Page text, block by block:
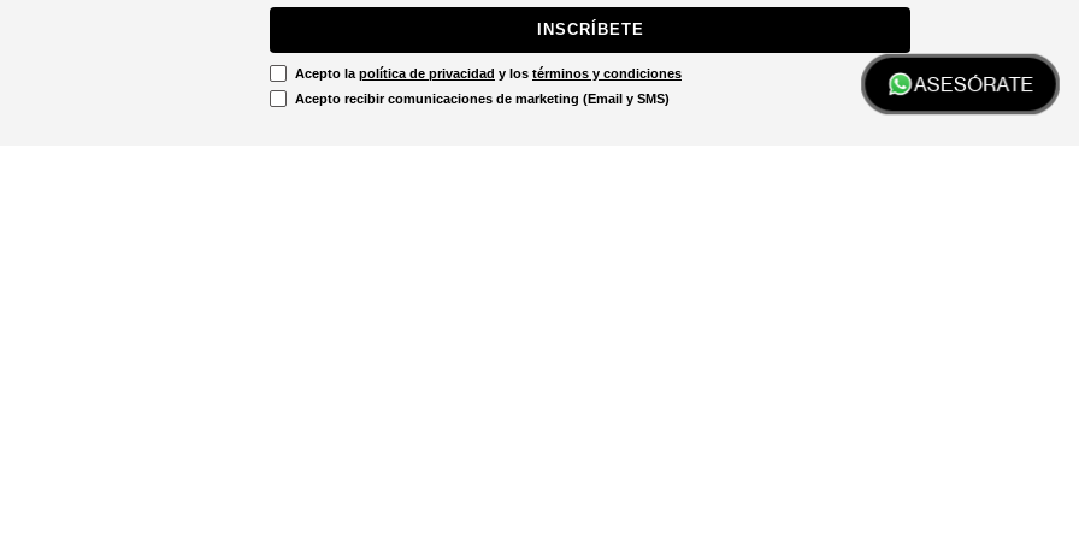
ASESÓRATE
INSCRÍBETE
Acepto la política de privacidad y los términos y condiciones
Acepto recibir comunicaciones de marketing (Email y SMS)